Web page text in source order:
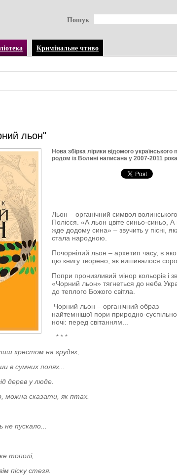
Пошук
Кримінальне чтиво
льон"
Нова збірка лірики відомого українського
родом із Волині написана у 2007-2011
Льон – органічний символ
Полісся. «А льон цвіте синьо-синьо,
жде додому сина» – звучить у пісні,
стала народною.
Почорнілий льон – архетип часу, в
цю книгу творено, як вишивалося
Попри пронизливий мінор кольорів і
«Чорний льон» тягнеться до неба
до теплого Божого світла.
Чорний льон – органічний образ
найтемнішої пори природно-
ночі: перед світанням...
* * *
хрестом на грудях,
в сумних полях...
дерев у люде.
можна сказати, як птах.
не пускало...
тополі,
піску стезя.